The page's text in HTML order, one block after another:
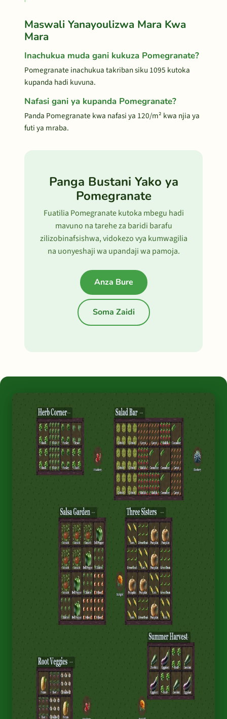
Maswali Yanayoulizwa Mara Kwa
Mara
Inachukua muda gani kukuza Pomegranate?
Pomegranate inachukua takriban siku 1095 kutoka
kupanda hadi kuvuna.
Nafasi gani ya kupanda Pomegranate?
Panda Pomegranate kwa nafasi ya 120/m² kwa njia ya
futi ya mraba.
Panga Bustani Yako ya
Pomegranate
Fuatilia Pomegranate kutoka mbegu hadi
mavuno na tarehe za baridi barafu
zilizobinafsishwa, vidokezo vya kumwagilia
na uonyeshaji wa upandaji wa pamoja.
Anza Bure
Soma Zaidi